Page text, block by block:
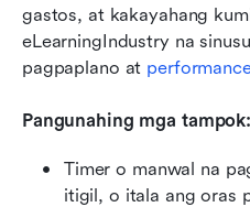
gastos, at kakayahang
eLearningIndustry na
pagpaplano at
Pangunahing mga tampok:
Timer o manwal na
itigil, o itala ang oras